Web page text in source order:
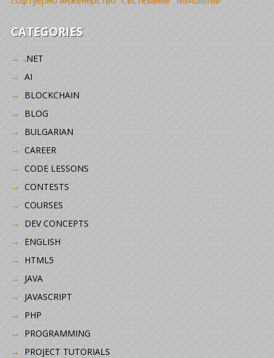
CATEGORIES
.NET
AI
BLOCKCHAIN
BLOG
BULGARIAN
CAREER
CODE LESSONS
CONTESTS
COURSES
DEV CONCEPTS
ENGLISH
HTML5
JAVA
JAVASCRIPT
PHP
PROGRAMMING
PROJECT TUTORIALS